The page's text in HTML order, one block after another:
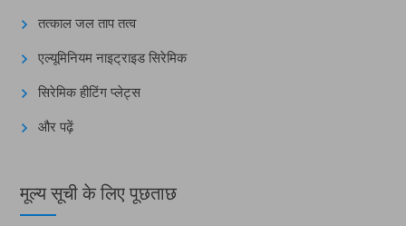
तत्काल जल ताप तत्व
एल्यूमिनियम नाइट्राइड सिरेमिक
सिरेमिक हीटिंग प्लेट्स
और पढ़ें
मूल्य सूची के लिए पूछताछ